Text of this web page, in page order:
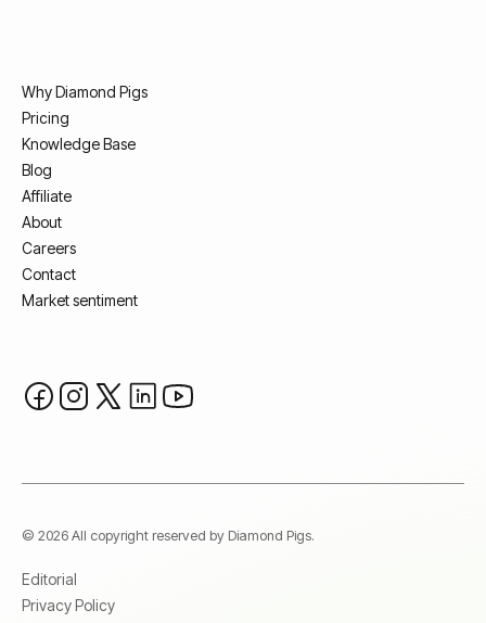
Why Diamond Pigs
Pricing
Knowledge Base
Blog
Affiliate
About
Careers
Contact
Market sentiment
© 2026 All copyright reserved by Diamond Pigs.
Editorial
Privacy Policy